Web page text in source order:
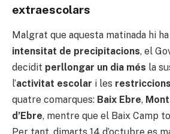
extraescolars
Malgrat que aquesta matinada hi
intensitat de precipitacions, el
decidit perllongar un dia més la
l’activitat escolar i les
quatre comarques: Baix Ebre,
d’Ebre, mentre que el Baix Camp